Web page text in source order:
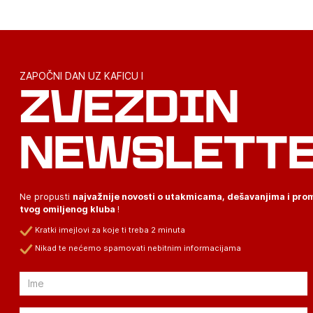
ZAPOČNI DAN UZ KAFICU I
ZVEZDIN
Ne propusti najvažnije novosti o utakmicama, dešavanjima i
tvog omiljenog kluba !
Kratki imejlovi za koje ti treba 2 minuta
Nikad te nećemo spamovati nebitnim informacijama
Email